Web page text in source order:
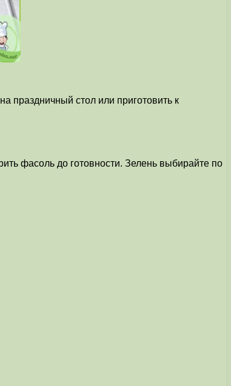
праздничный стол или приготовить к
фасоль до готовности. Зелень выбирайте по